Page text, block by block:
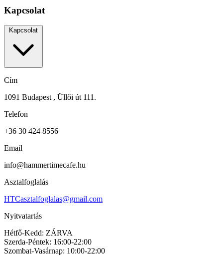
Kapcsolat
Kapcsolat
Cím
1091 Budapest , Üllői út 111.
Telefon
+36 30 424 8556
Email
info@hammertimecafe.hu
Asztalfoglalás
HTCasztalfoglalas@gmail.com
Nyitvatartás
Hétfő-Kedd: ZÁRVA
Szerda-Péntek: 16:00-22:00
Szombat-Vasárnap: 10:00-22:00